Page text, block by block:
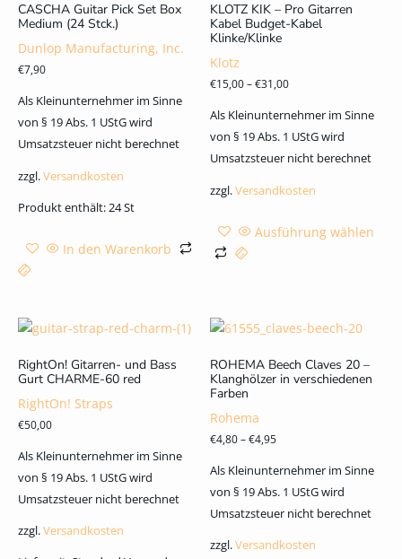
CASCHA Guitar Pick Set Box
Medium (24 Stck.)
Dunlop Manufacturing, Inc.
€7,90
Als Kleinunternehmer im Sinne
von § 19 Abs. 1 UStG wird
Umsatzsteuer nicht berechnet
zzgl.Versandkosten
Produkt enthält: 24St
In den Warenkorb
KLOTZ KIK – Pro Gitarren
Kabel Budget-Kabel
Klinke/Klinke
Klotz
€15,00–€31,00
Als Kleinunternehmer im Sinne
von § 19 Abs. 1 UStG wird
Umsatzsteuer nicht berechnet
zzgl.Versandkosten
Ausführung wählen
RightOn! Gitarren- und Bass
Gurt CHARME-60 red
RightOn! Straps
€50,00
Als Kleinunternehmer im Sinne
von § 19 Abs. 1 UStG wird
Umsatzsteuer nicht berechnet
zzgl.Versandkosten
ROHEMA Beech Claves 20 –
Klanghölzer in verschiedenen
Farben
Rohema
€4,80–€4,95
Als Kleinunternehmer im Sinne
von § 19 Abs. 1 UStG wird
Umsatzsteuer nicht berechnet
zzgl.Versandkosten